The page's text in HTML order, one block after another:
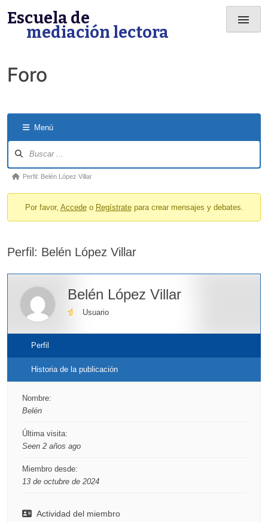
to
content
Escuela de
mediación lectora
menu
Foro
Menú
Navigation
Forum
You
here:
Perfil: Belén López Villar
Por favor, Accedeo Regístratepara crear mensajes y debates.
Perfil: Belén López Villar
Belén López Villar
Usuario
Perfil
Historia de la publicación
Nombre:
Belén
Última visita:
Seen 2 años ago
Miembro desde:
13 de octubre de 2024
Actividad del miembro